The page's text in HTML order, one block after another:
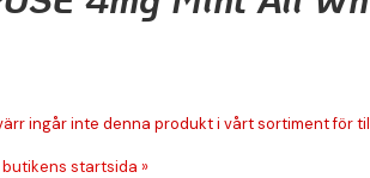
ingår inte denna produkt i vårt sortiment för
butikens startsida »